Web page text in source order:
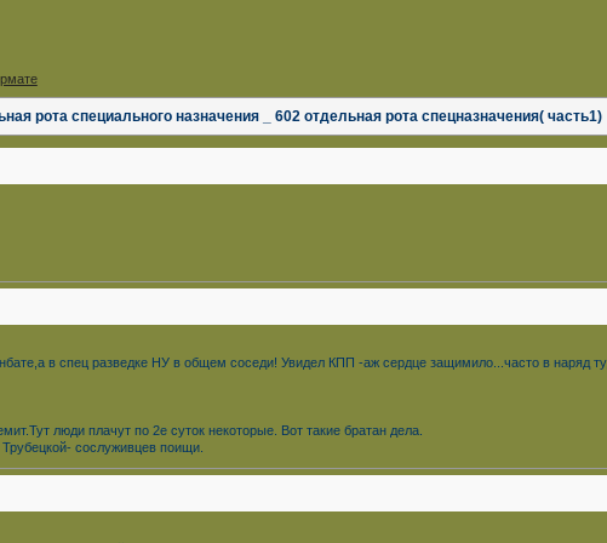
рота специального назначения _ 602 отдельная рота спецназначения( часть1)
в спец разведке НУ в общем соседи! Увидел КПП -аж сердце защимило...часто в наряд
люди плачут по 2е суток некоторые. Вот такие братан дела.
сослуживцев поищи.